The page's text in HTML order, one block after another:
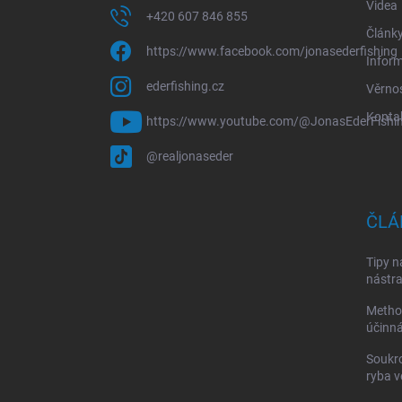
+420 607 846 855
https://www.facebook.com/jonasederfishing
ederfishing.cz
https://www.youtube.com/
@realjonaseder
Videa
Tipy
ryba